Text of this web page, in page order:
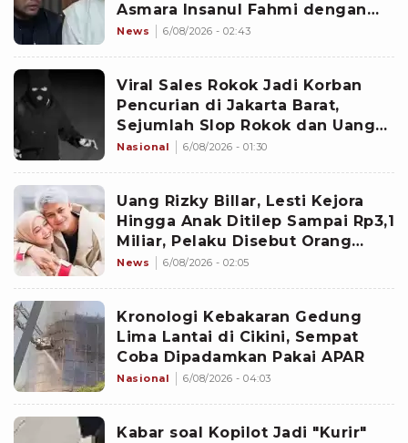
Asmara Insanul Fahmi dengan
Inara Rusli?
News 6/08/2026 - 02:43
Viral Sales Rokok Jadi Korban
Pencurian di Jakarta Barat,
Sejumlah Slop Rokok dan Uang
Setoran Raib
Nasional 6/08/2026 - 01:30
Uang Rizky Billar, Lesti Kejora
Hingga Anak Ditilep Sampai Rp3,1
Miliar, Pelaku Disebut Orang
Terdekat
News 6/08/2026 - 02:05
Kronologi Kebakaran Gedung
Lima Lantai di Cikini, Sempat
Coba Dipadamkan Pakai APAR
Nasional 6/08/2026 - 04:03
Kabar soal Kopilot Jadi "Kurir"